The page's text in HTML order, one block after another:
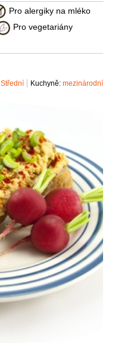
Pro alergiky na mléko
Pro vegetariány
Kuchyně: mezinárodní
Střední